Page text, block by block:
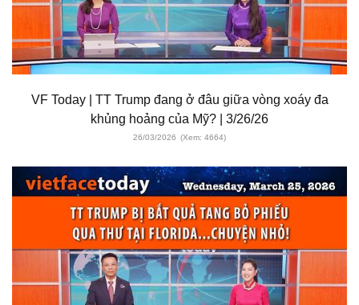
VF Today | TT Trump đang ở đâu giữa vòng xoáy đa
khủng hoảng của Mỹ? | 3/26/26
26/03/2026 (Xem: 4664)